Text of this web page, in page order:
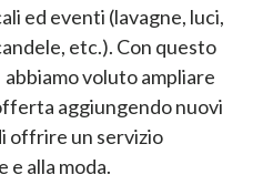
ed eventi (lavagne, luci,
etc.). Con questo
abbiamo voluto ampliare
aggiungendo nuovi
offrire un servizio
e alla moda.